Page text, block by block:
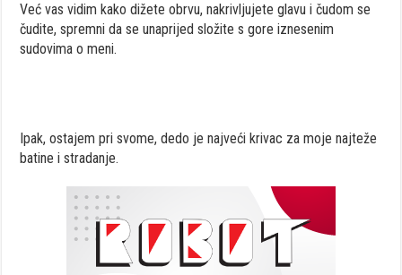
Već vas vidim kako dižete obrvu, nakrivljujete glavu i čudom se
čudite, spremni da se unaprijed složite s gore iznesenim
sudovima o meni.
Ipak, ostajem pri svome, dedo je najveći krivac za moje najteže
batine i stradanje.